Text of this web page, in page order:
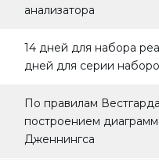
анализатора
14 дней для набора
дней для серии
По правилам
построением
Дженнингса